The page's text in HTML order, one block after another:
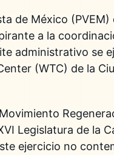
de México (PVEM)
a la
administrativo se
(WTC) de la
Legislatura de la
ejercicio no